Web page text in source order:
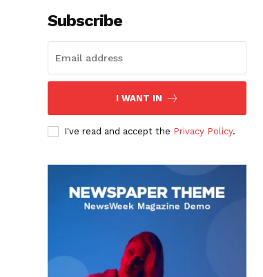
Subscribe
I WANT IN
I've read and accept the Privacy Policy.